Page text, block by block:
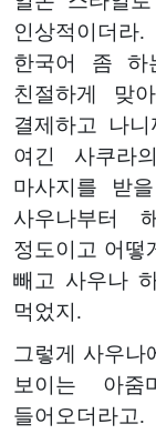
인상적이더
한국어 좀 하
친절하게 맞
결제하고 나
여긴 사쿠라
마사지를 받
사우나부터
정도이고 어떻
빼고 사우나
먹었지.
그렇게 사우나
보이는 아
들어오더라고